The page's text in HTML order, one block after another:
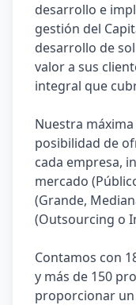
desarrollo e
gestión del
desarrollo de
valor a sus
integral que
Nuestra
posibilidad de
cada empresa,
mercado
(Grande,
(Outsourcing o
Contamos con
y más de 150
proporcionar un